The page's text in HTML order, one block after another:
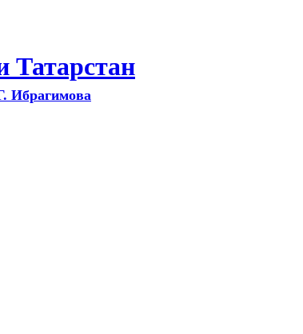
Татарстан
Ибрагимова